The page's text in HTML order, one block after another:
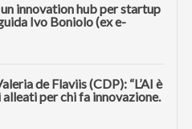
innovation hub per startup
Ivo Boniolo (ex e-
de Flaviis (CDP): “L’AI è
per chi fa innovazione.